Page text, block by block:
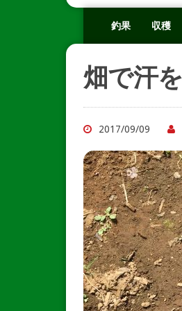
釣果 収穫
畑で汗
2017/09/09